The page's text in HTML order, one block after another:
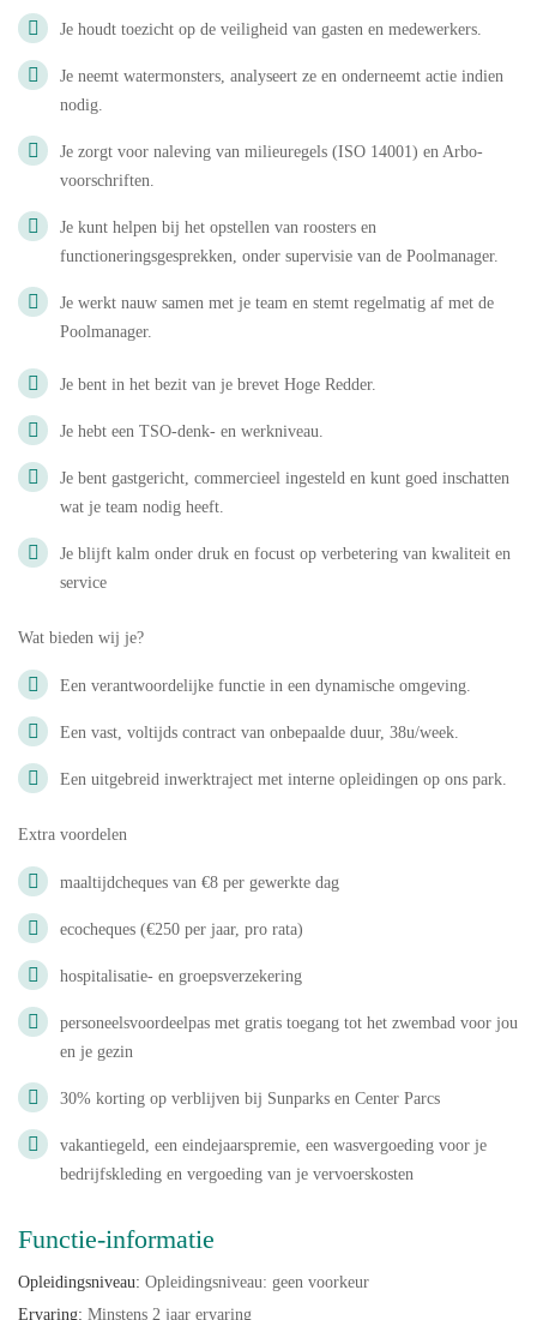
Je houdt toezicht op de veiligheid van gasten en medewerkers.
Je neemt watermonsters, analyseert ze en onderneemt actie indien
nodig.
Je zorgt voor naleving van milieuregels (ISO 14001) en Arbo-
voorschriften.
Je kunt helpen bij het opstellen van roosters en
functioneringsgesprekken, onder supervisie van de Poolmanager.
Je werkt nauw samen met je team en stemt regelmatig af met de
Poolmanager.
Je bent in het bezit van je brevet Hoge Redder.
Je hebt een TSO-denk- en werkniveau.
Je bent gastgericht, commercieel ingesteld en kunt goed inschatten
wat je team nodig heeft.
Je blijft kalm onder druk en focust op verbetering van kwaliteit en
service
Wat bieden wij je?
Een verantwoordelijke functie in een dynamische omgeving.
Een vast, voltijds contract van onbepaalde duur, 38u/week.
Een uitgebreid inwerktraject met interne opleidingen op ons park.
Extra voordelen
maaltijdcheques van €8 per gewerkte dag
ecocheques (€250 per jaar, pro rata)
hospitalisatie- en groepsverzekering
personeelsvoordeelpas met gratis toegang tot het zwembad voor jou
en je gezin
30% korting op verblijven bij Sunparks en Center Parcs
vakantiegeld, een eindejaarspremie, een wasvergoeding voor je
bedrijfskleding en vergoeding van je vervoerskosten
Functie-informatie
Opleidingsniveau: Opleidingsniveau: geen voorkeur
Ervaring: Minstens 2 jaar ervaring